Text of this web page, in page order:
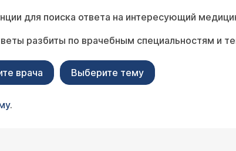
для поиска ответа на интересующий
разбиты по врачебным специальностям и
врача Выберите тему
.